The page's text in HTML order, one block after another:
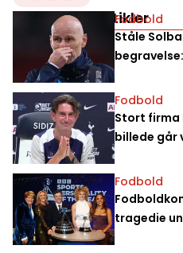
Relaterede artikler
Fodbold
Ståle
Fodbold
Stort firma
billede går
Fodbold
tragedie